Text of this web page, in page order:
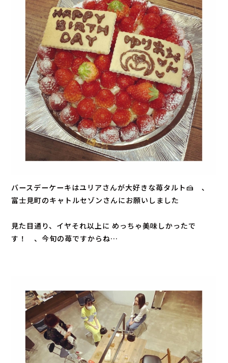
バースデーケーキはユリアさんが大好きな苺タルト🍰 、
富士見町のキャトルセゾン さんにお願いしました
見た目通り、イヤそれ以上に めっちゃ美味しかったで
す！ 、今旬の苺ですからね…